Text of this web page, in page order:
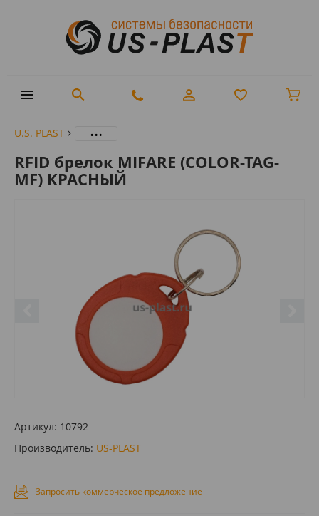
U.S. PLAST ...
RFID брелок MIFARE (COLOR-TAG-
MF) КРАСНЫЙ
Артикул: 10792
Производитель: US-PLAST
Запросить коммерческое предложение